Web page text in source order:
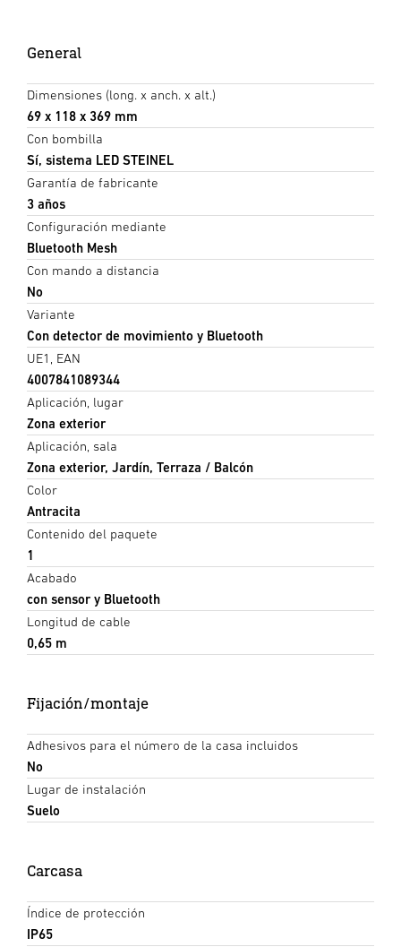
General
Dimensiones (long. x anch. x alt.)
69 x 118 x 369 mm
Con bombilla
Sí, sistema LED STEINEL
Garantía de fabricante
3 años
Configuración mediante
Bluetooth Mesh
Con mando a distancia
No
Variante
Con detector de movimiento y Bluetooth
UE1, EAN
4007841089344
Aplicación, lugar
Zona exterior
Aplicación, sala
Zona exterior, Jardín, Terraza / Balcón
Color
Antracita
Contenido del paquete
1
Acabado
con sensor y Bluetooth
Longitud de cable
0,65 m
Fijación/montaje
Adhesivos para el número de la casa incluidos
No
Lugar de instalación
Suelo
Carcasa
Índice de protección
IP65